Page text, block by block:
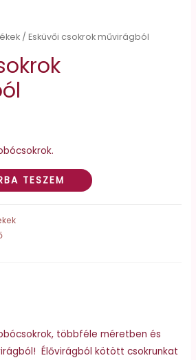
/ Esküvői csokrok művirágból
TESZEM
többféle méretben és
Élővirágból kötött csokrunkat